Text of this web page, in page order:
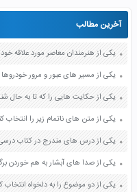
آخرین مطالب
یکی از مسیر های عبور و مرور